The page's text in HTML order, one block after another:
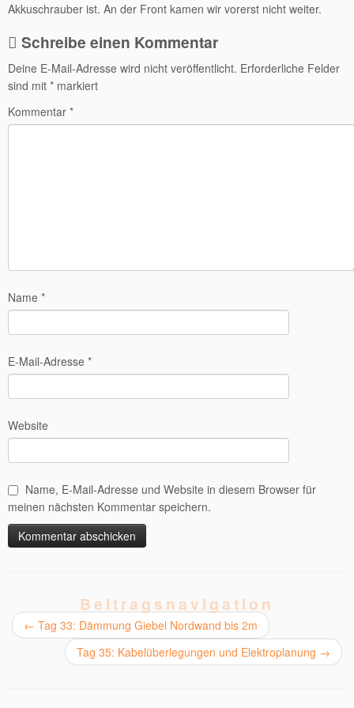
Akkuschrauber ist. An der Front kamen wir vorerst nicht weiter.
Schreibe einen Kommentar
Deine E-Mail-Adresse wird nicht veröffentlicht. Erforderliche Felder
sind mit * markiert
Kommentar *
Name *
E-Mail-Adresse *
Website
Name, E-Mail-Adresse und Website in diesem Browser für
meinen nächsten Kommentar speichern.
Beitragsnavigation
← Tag 33: Dämmung Giebel Nordwand bis 2m
Tag 35: Kabelüberlegungen und Elektroplanung →